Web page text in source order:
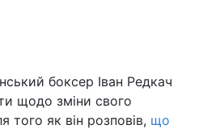
Війна
Політика
боксер Іван Редкач
щодо зміни свого
того як він розповів, що